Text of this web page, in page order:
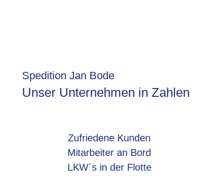
Spedition Jan Bode
Unser Unternehmen in Zahlen
Zufriedene Kunden
Mitarbeiter an Bord
LKW´s in der Flotte